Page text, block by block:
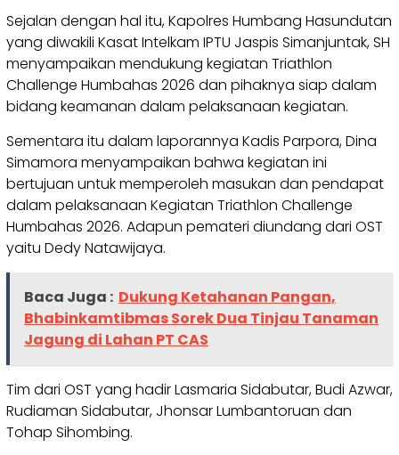
Sejalan dengan hal itu, Kapolres Humbang Hasundutan
yang diwakili Kasat Intelkam IPTU Jaspis Simanjuntak, SH
menyampaikan mendukung kegiatan Triathlon
Challenge Humbahas 2026 dan pihaknya siap dalam
bidang keamanan dalam pelaksanaan kegiatan.
Sementara itu dalam laporannya Kadis Parpora, Dina
Simamora menyampaikan bahwa kegiatan ini
bertujuan untuk memperoleh masukan dan pendapat
dalam pelaksanaan Kegiatan Triathlon Challenge
Humbahas 2026. Adapun pemateri diundang dari OST
yaitu Dedy Natawijaya.
Baca Juga : Dukung Ketahanan Pangan,
Bhabinkamtibmas Sorek Dua Tinjau Tanaman
Jagung di Lahan PT CAS
Tim dari OST yang hadir Lasmaria Sidabutar, Budi Azwar,
Rudiaman Sidabutar, Jhonsar Lumbantoruan dan
Tohap Sihombing.